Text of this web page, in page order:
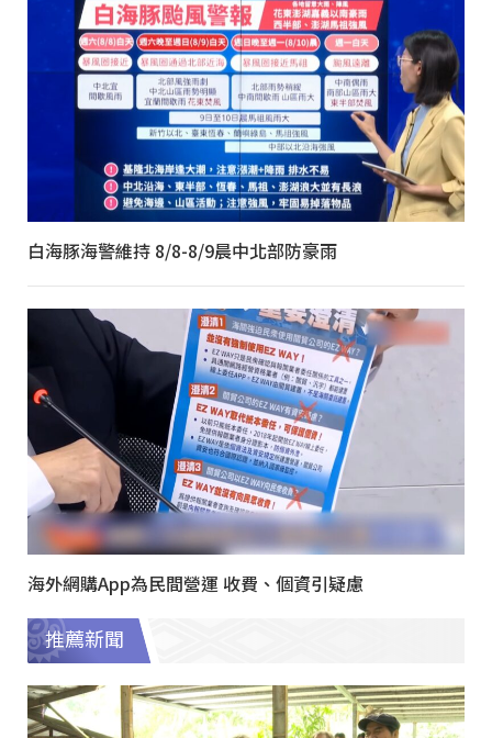
白海豚海警維持 8/8-8/9晨中北部防豪雨
海外網購App為民間營運 收費、個資引疑慮
推薦新聞